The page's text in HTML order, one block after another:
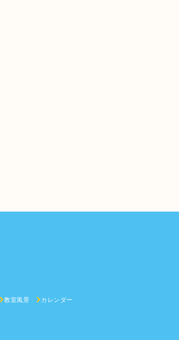
教室風景 カレンダー